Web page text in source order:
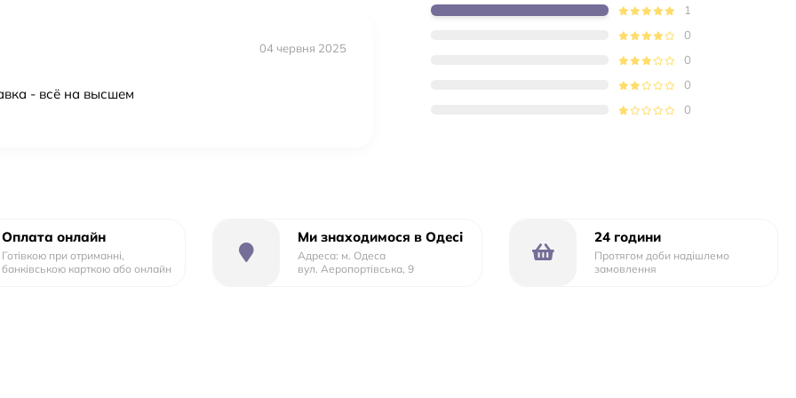
1
0
0
0
0
- всё на высшем
04 червня 2025
Оплата онлайн
Готівкою при отриманні,
банківською карткою або онлайн
Ми знаходимося в Одесі
Адреса: м. Одеса
вул. Аеропортівська, 9
24 години
Протягом доби надішлемо
замовлення